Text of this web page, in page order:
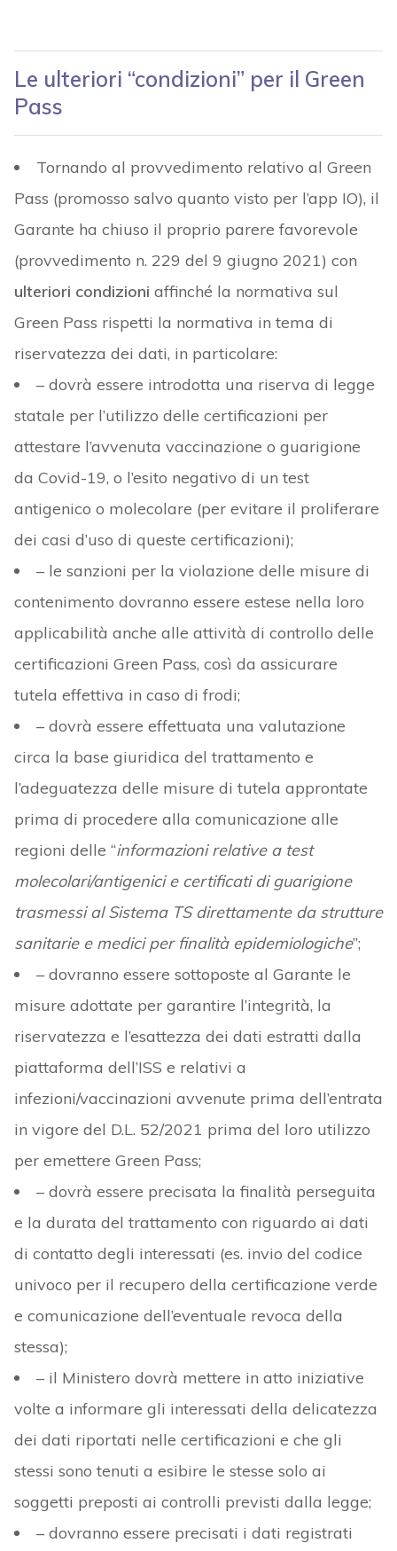
Le ulteriori “condizioni” per il Green
Pass
Tornando al provvedimento relativo al Green
Pass (promosso salvo quanto visto per l’app IO), il
Garante ha chiuso il proprio parere favorevole
(provvedimento n. 229 del 9 giugno 2021) con
ulteriori condizioni affinché la normativa sul
Green Pass rispetti la normativa in tema di
riservatezza dei dati, in particolare:
– dovrà essere introdotta una riserva di legge
statale per l’utilizzo delle certificazioni per
attestare l’avvenuta vaccinazione o guarigione
da Covid-19, o l’esito negativo di un test
antigenico o molecolare (per evitare il proliferare
dei casi d’uso di queste certificazioni);
– le sanzioni per la violazione delle misure di
contenimento dovranno essere estese nella loro
applicabilità anche alle attività di controllo delle
certificazioni Green Pass, così da assicurare
tutela effettiva in caso di frodi;
– dovrà essere effettuata una valutazione
circa la base giuridica del trattamento e
l’adeguatezza delle misure di tutela approntate
prima di procedere alla comunicazione alle
regioni delle “informazioni relative a test
molecolari/antigenici e certificati di guarigione
trasmessi al Sistema TS direttamente da strutture
sanitarie e medici per finalità epidemiologiche”;
– dovranno essere sottoposte al Garante le
misure adottate per garantire l’integrità, la
riservatezza e l’esattezza dei dati estratti dalla
piattaforma dell’ISS e relativi a
infezioni/vaccinazioni avvenute prima dell’entrata
in vigore del D.L. 52/2021 prima del loro utilizzo
per emettere Green Pass;
– dovrà essere precisata la finalità perseguita
e la durata del trattamento con riguardo ai dati
di contatto degli interessati (es. invio del codice
univoco per il recupero della certificazione verde
e comunicazione dell’eventuale revoca della
stessa);
– il Ministero dovrà mettere in atto iniziative
volte a informare gli interessati della delicatezza
dei dati riportati nelle certificazioni e che gli
stessi sono tenuti a esibire le stesse solo ai
soggetti preposti ai controlli previsti dalla legge;
– dovranno essere precisati i dati registrati